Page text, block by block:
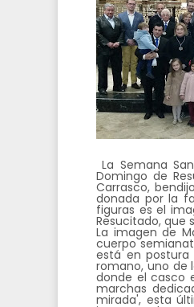
La Semana
Domingo de
Carrasco,
donada por la
figuras es el
Resucitado, que
La imagen de
cuerpo
está en
romano, uno de
donde el casco
marchas
mirada', esta